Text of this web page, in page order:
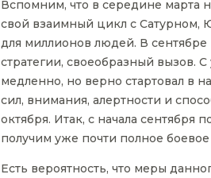
Вспомним, что в середине марта
свой взаимный цикл с Сатурном,
для миллионов людей. В сентябре
стратегии, своеобразный вызов.
медленно, но верно стартовал в
сил, внимания, алертности и
октября. Итак, с начала
получим уже почти полное
Есть вероятность, что меры